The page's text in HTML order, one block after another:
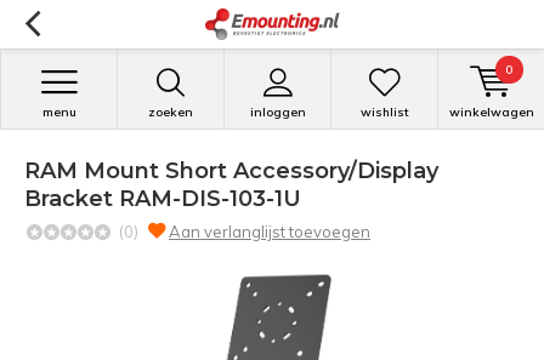
zoeken inloggen
menu wishlist winkelwagen
0
RAM Mount Short Accessory/Display
Bracket RAM-DIS-103-1U
(0) Aan verlanglijst toevoegen